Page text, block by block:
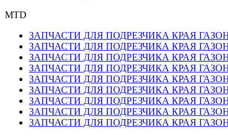
MTD
ЗАПЧАСТИ ДЛЯ ПОДРЕЗЧИКА КРАЯ
ЗАПЧАСТИ ДЛЯ ПОДРЕЗЧИКА КРАЯ
ЗАПЧАСТИ ДЛЯ ПОДРЕЗЧИКА КРАЯ
ЗАПЧАСТИ ДЛЯ ПОДРЕЗЧИКА КРАЯ
ЗАПЧАСТИ ДЛЯ ПОДРЕЗЧИКА КРАЯ
ЗАПЧАСТИ ДЛЯ ПОДРЕЗЧИКА КРАЯ
ЗАПЧАСТИ ДЛЯ ПОДРЕЗЧИКА КРАЯ
ЗАПЧАСТИ ДЛЯ ПОДРЕЗЧИКА КРАЯ
ЗАПЧАСТИ ДЛЯ ПОДРЕЗЧИКА КРАЯ